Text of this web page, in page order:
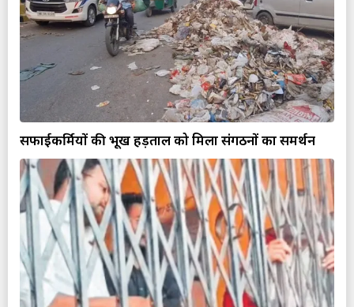
सफाईकर्मियों की भूख हड़ताल को मिला संगठनों का समर्थन